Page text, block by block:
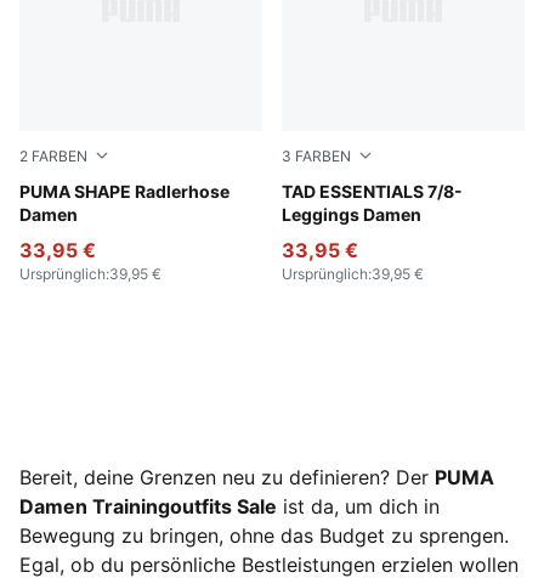
2 FARBEN
PUMA SHAPE Radlerhose
Damen
Puma Black
33,95 €
Ursprünglich:39,95 €
3 FARBEN
TAD ESSENTIALS 7/8-
Leggings Damen
Baltic Sea Blue
33,95 €
Ursprünglich:39,95 €
Bereit, deine Grenzen neu zu definieren? Der PUMA
Damen Trainingoutfits Sale ist da, um dich in
Bewegung zu bringen, ohne das Budget zu sprengen.
Egal, ob du persönliche Bestleistungen erzielen wollen